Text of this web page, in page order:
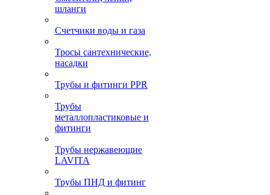
шланги
Счетчики воды и газа
Тросы сантехнические,
насадки
Трубы и фитинги PPR
Трубы
металлопластиковые и
фитинги
Трубы нержавеющие
LAVITA
Трубы ПНД и фитинг